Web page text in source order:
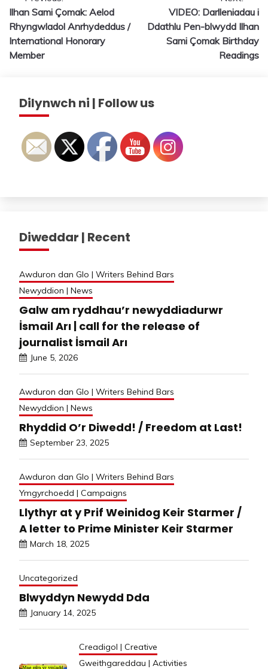
navigation
Ilhan Sami Çomak: Aelod
Rhyngwladol Anrhydeddus /
International Honorary
Member
VIDEO: Darlleniadau i
Ddathlu Pen-blwydd Ilhan
Sami Çomak Birthday
Readings
Dilynwch ni | Follow us
Diweddar | Recent
Awduron dan Glo | Writers Behind Bars
Newyddion | News
Galw am ryddhau’r newyddiadurwr
İsmail Arı | call for the release of
journalist İsmail Arı
June 5, 2026
Awduron dan Glo | Writers Behind Bars
Newyddion | News
Rhyddid O’r Diwedd! / Freedom at Last!
September 23, 2025
Awduron dan Glo | Writers Behind Bars
Ymgyrchoedd | Campaigns
Llythyr at y Prif Weinidog Keir Starmer /
A letter to Prime Minister Keir Starmer
March 18, 2025
Uncategorized
Blwyddyn Newydd Dda
January 14, 2025
Creadigol | Creative
Gweithgareddau | Activities